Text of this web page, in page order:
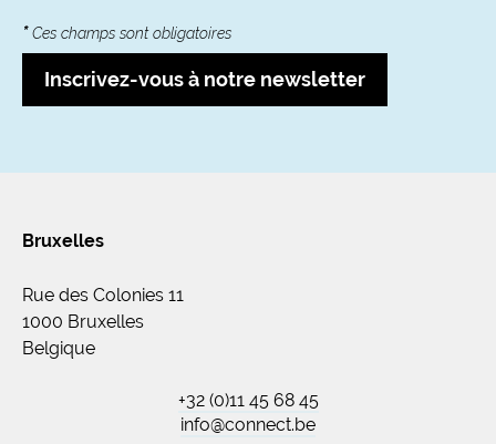
*Ces champs sont obligatoires
Inscrivez-vous à notre newsletter
Bruxelles
Rue des Colonies 11
1000 Bruxelles
Belgique
+32 (0)11 45 68 45
info@connect.be